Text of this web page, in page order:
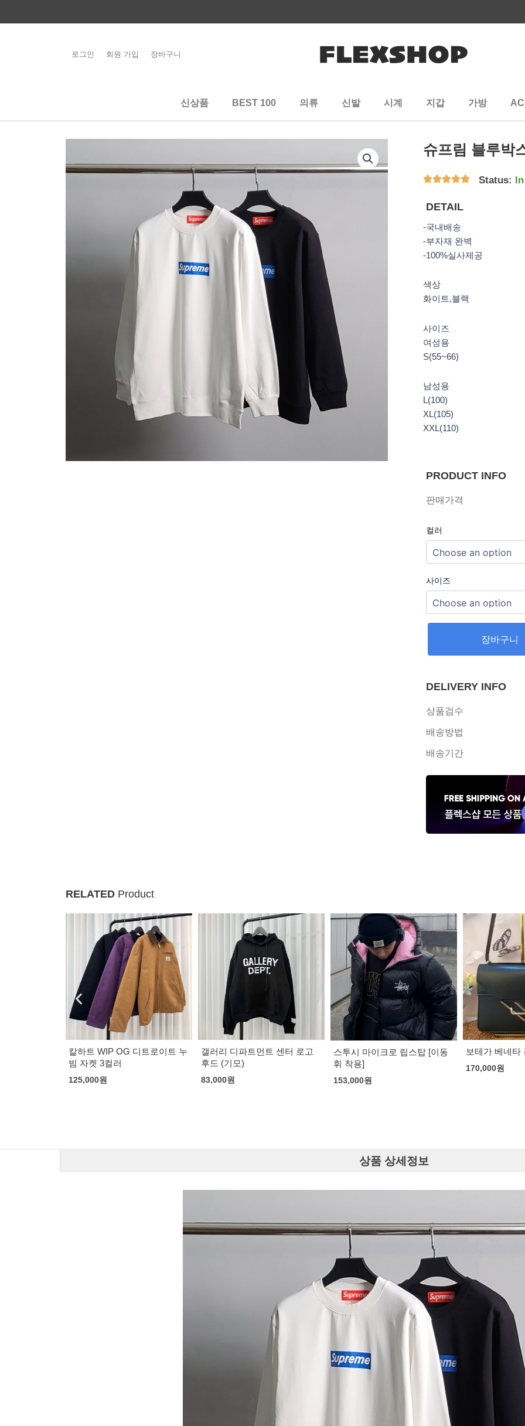
텐
로그인 회원 가입 장바구니
신상품 BEST 100 의류 신발 시계 지갑 가방
슈프림 블루박
Status:
DETAIL
-국내배송
-부자재 완벽
-100%실사제공
색상
화이트,블랙
사이즈
여성용
S(55~66)
남성용
L(100)
XL(105)
XXL(110)
PRODUCT INFO
판매가격
컬러
사이즈
장바구니
DELIVERY INFO
상품검수
배송방법
배송기간
RELATED Product
갤러리 디파트먼트 센터 로고
후드 (기모)
83,000원
스투시 마이크로 립스탑 [이동
휘 착용]
153,000원
보테가 베네타 폰단트 클립백
170,000
고야드 반지갑
73,000원
상품 상세정보